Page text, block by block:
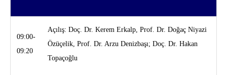
09:00-
09:20
Açılış: Doç. Dr. Kerem Erkalp, Prof. Dr. Doğaç Niyazi
Özüçelik, Prof. Dr. Arzu Denizbaşı; Doç. Dr. Hakan
Topaçoğlu